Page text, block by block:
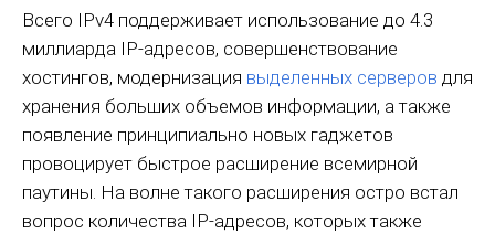
Всего IPv4 поддерживает использование до 4.3
миллиарда IP-адресов, совершенствование
хостингов, модернизация выделенных серверов для
хранения больших объемов информации, а также
появление принципиально новых гаджетов
провоцирует быстрое расширение всемирной
паутины. На волне такого расширения остро встал
вопрос количества IP-адресов, которых также